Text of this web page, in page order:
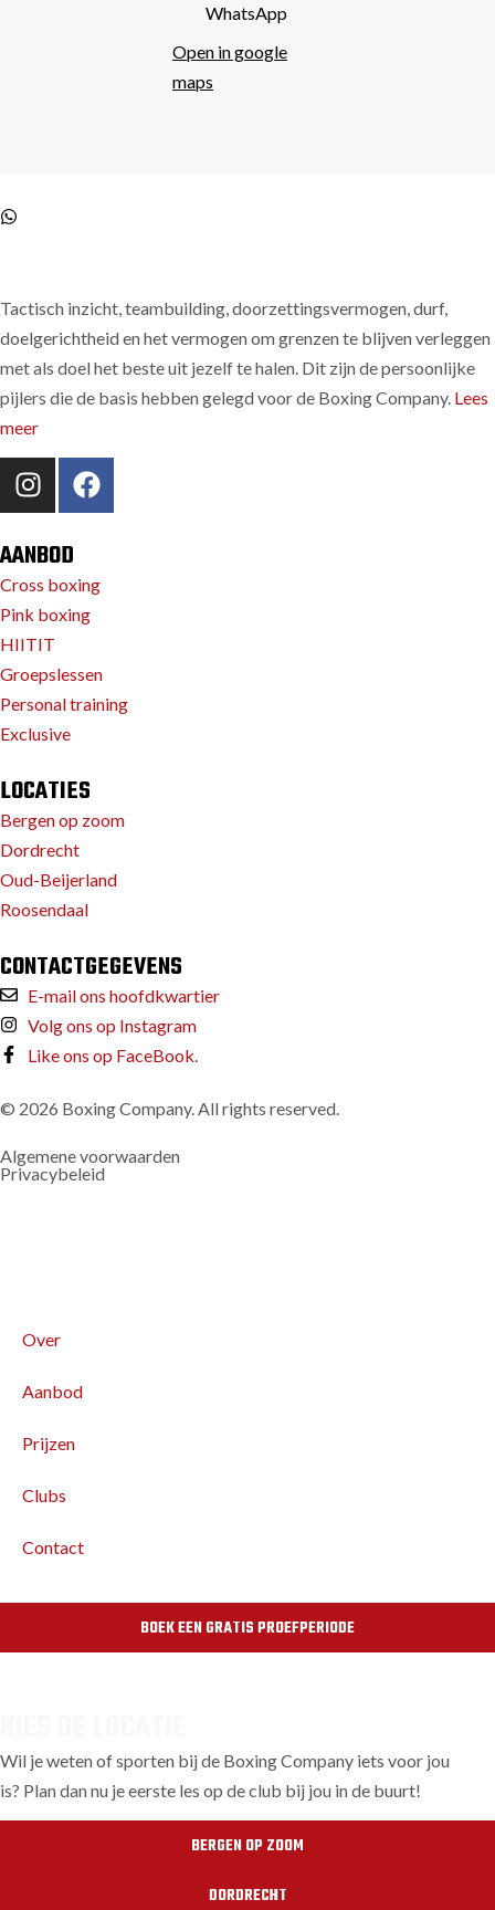
WhatsApp
Open in google
maps
Tactisch inzicht, teambuilding, doorzettingsvermo­gen, durf,
doelgerichtheid en het vermogen om gren­zen te blijven verleggen
met als doel het beste uit jezelf te halen. Dit zijn de persoonlijke
pijlers die de basis hebben gelegd voor de Boxing Company. Lees
meer
AANBOD
Cross boxing
Pink boxing
HIITIT
Groepslessen
Personal training
Exclusive
LOCATIES
Bergen op zoom
Dordrecht
Oud-Beijerland
Roosendaal
CONTACTGEGEVENS
E-mail ons hoofdkwartier
Volg ons op Instagram
Like ons op FaceBook.
© 2026 Boxing Company. All rights reserved.
Algemene voorwaarden
Privacybeleid
Over
Aanbod
Prijzen
Clubs
Contact
BOEK EEN GRATIS PROEFPERIODE
Wil je weten of sporten bij de Boxing Company iets voor jou
is? Plan dan nu je eerste les op de club bij jou in de buurt!
BERGEN OP ZOOM
DORDRECHT